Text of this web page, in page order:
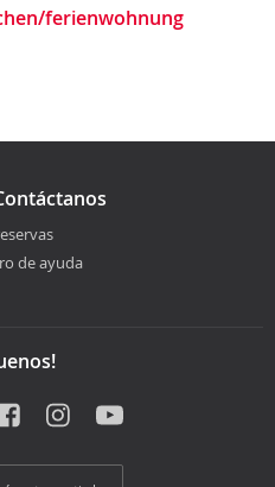
ferienwohnung
de ayuda